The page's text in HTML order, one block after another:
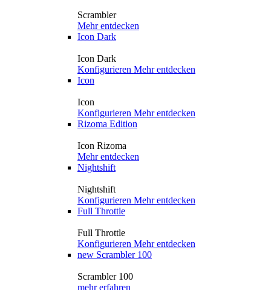
Scrambler
Mehr entdecken
Icon Dark
Icon Dark
Konfigurieren Mehr entdecken
Icon
Icon
Konfigurieren Mehr entdecken
Rizoma Edition
Icon Rizoma
Mehr entdecken
Nightshift
Nightshift
Konfigurieren Mehr entdecken
Full Throttle
Full Throttle
Konfigurieren Mehr entdecken
new Scrambler 100
Scrambler 100
mehr erfahren